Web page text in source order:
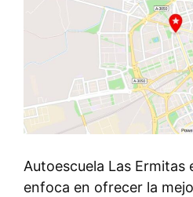
Autoescuela Las Ermitas
enfoca en ofrecer la